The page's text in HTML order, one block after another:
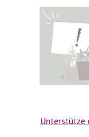
Unterstütze